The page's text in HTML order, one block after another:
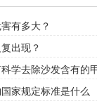
有多大？
出现？
学去除沙发含有的
家规定标准是什么